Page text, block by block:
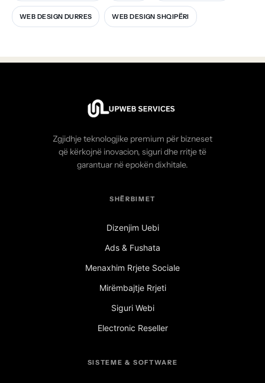
WEB DESIGN DURRES WEB DESIGN SHQIPËRI
Zgjidhje teknologjike premium për bizneset
që kërkojnë inovacion, siguri dhe rritje të
garantuar në epokën dixhitale.
SHËRBIMET
Dizenjim Uebi
Ads & Fushata
Menaxhim Rrjete Sociale
Mirëmbajtje Rrjeti
Siguri Webi
Electronic Reseller
SISTEME & SOFTWARE